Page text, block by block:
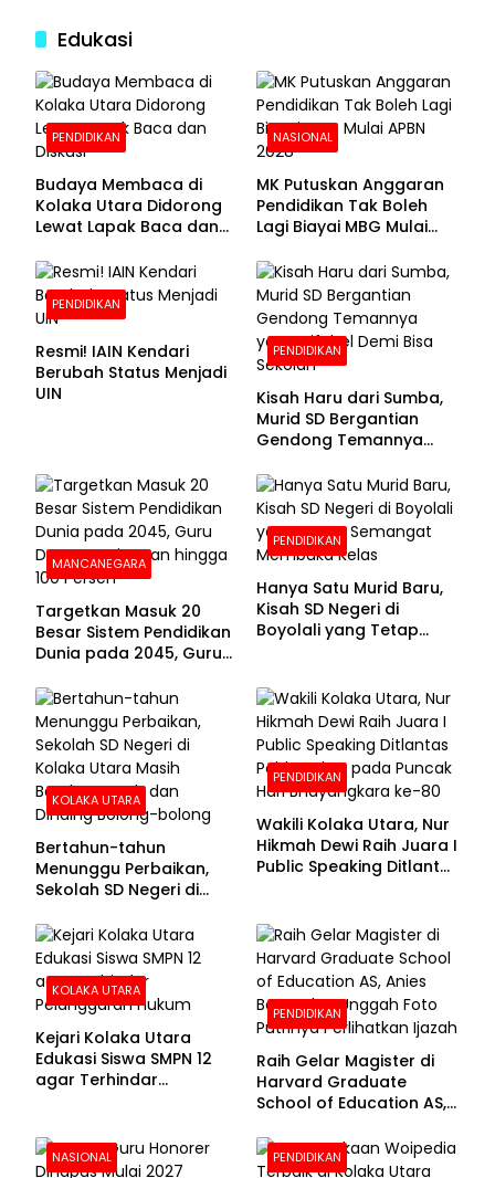
Edukasi
PENDIDIKAN
Budaya Membaca di
Kolaka Utara Didorong
Lewat Lapak Baca dan
NASIONAL
MK Putuskan Anggaran
Pendidikan Tak Boleh
Lagi Biayai MBG Mulai
PENDIDIKAN
Resmi! IAIN Kendari
Berubah Status Menjadi
UIN
PENDIDIKAN
Kisah Haru dari Sumba,
Murid SD Bergantian
Gendong Temannya
Sekolah
MANCANEGARA
Targetkan Masuk 20
Besar Sistem Pendidikan
Dunia pada 2045, Guru
100 Persen
PENDIDIKAN
Hanya Satu Murid Baru,
Kisah SD Negeri di
Boyolali yang Tetap
KOLAKA UTARA
Bertahun-tahun
Menunggu Perbaikan,
Sekolah SD Negeri di
Beralas Tanah dan
Dinding Bolong-bolong
PENDIDIKAN
Wakili Kolaka Utara, Nur
Hikmah Dewi Raih Juara I
Public Speaking Ditlantas
Bhayangkara ke-80
KOLAKA UTARA
Kejari Kolaka Utara
Edukasi Siswa SMPN 12
agar Terhindar
PENDIDIKAN
Raih Gelar Magister di
Harvard Graduate
School of Education AS,
Foto Putrinya Perlihatkan
Ijazah
NASIONAL PENDIDIKAN